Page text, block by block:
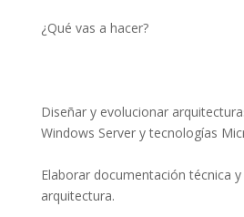
¿Qué vas a hacer?
Diseñar y evolucionar
Windows Server y tecnologías
Elaborar documentación técnica
arquitectura.